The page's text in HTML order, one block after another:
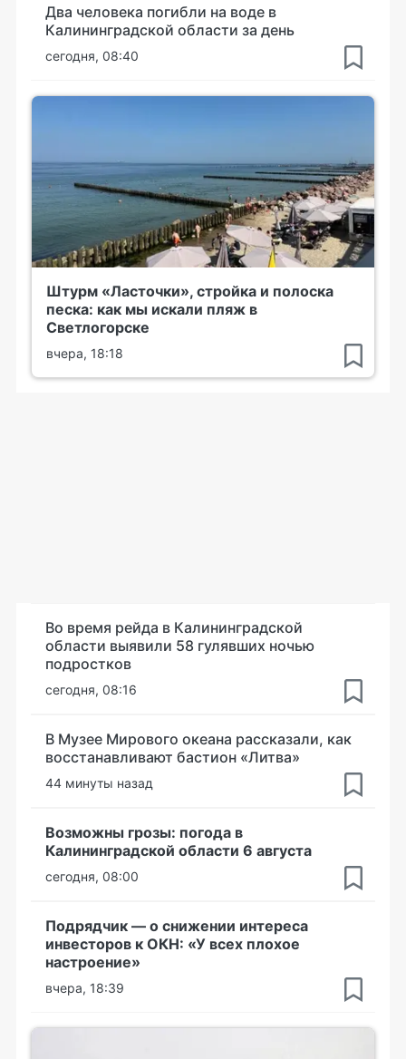
Два человека погибли на воде в
Калининградской области за день
сегодня, 08:40
Штурм «Ласточки», стройка и полоска
песка: как мы искали пляж в
Светлогорске
вчера, 18:18
Во время рейда в Калининградской
области выявили 58 гулявших ночью
подростков
сегодня, 08:16
В Музее Мирового океана рассказали, как
восстанавливают бастион «Литва»
44 минуты назад
Возможны грозы: погода в
Калининградской области 6 августа
сегодня, 08:00
Подрядчик — о снижении интереса
инвесторов к ОКН: «У всех плохое
настроение»
вчера, 18:39